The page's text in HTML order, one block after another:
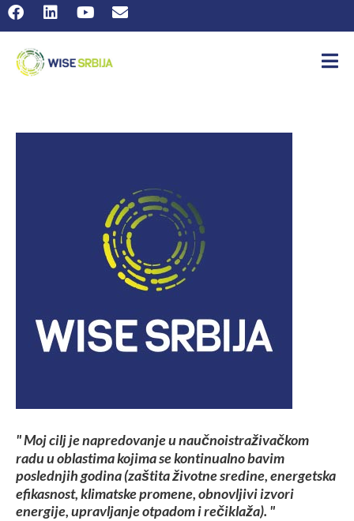
" Moj cilj je napredovanje u naučnoistraživačkom
radu u oblastima kojima se kontinualno bavim
poslednjih godina (zaštita životne sredine, energetska
efikasnost, klimatske promene, obnovljivi izvori
energije, upravljanje otpadom i rečiklaža). "